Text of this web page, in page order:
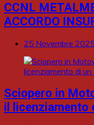
CCNL
ACCORDO
25 Novembre 2025
Sciopero in
il licenziamento